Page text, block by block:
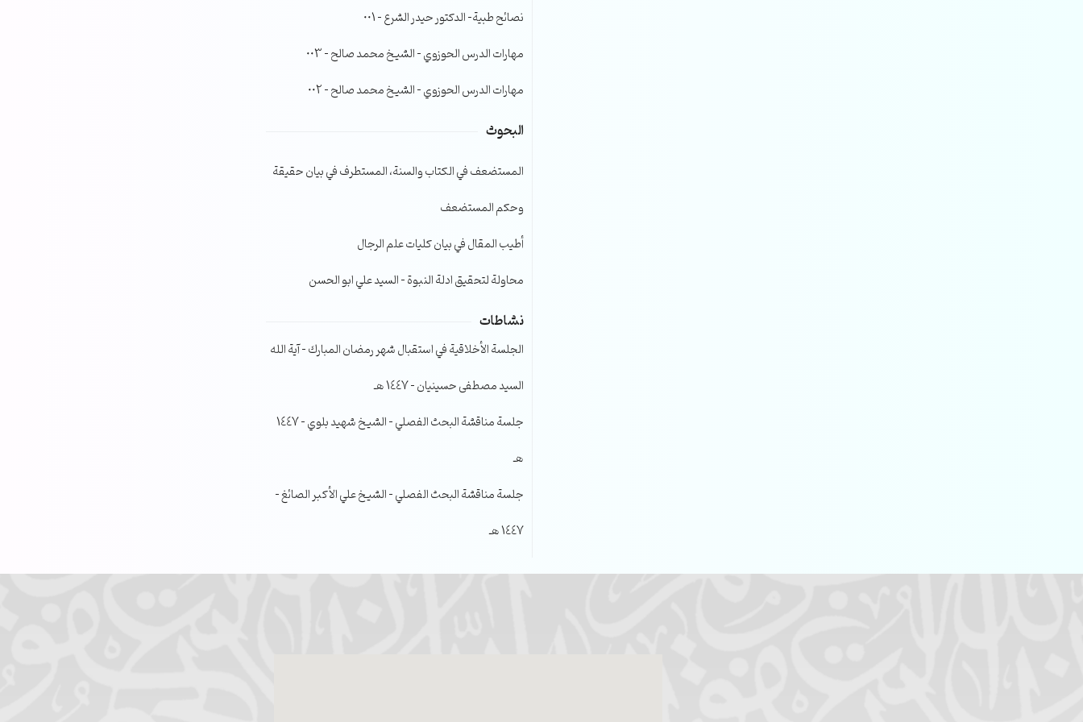
الصوت.نصائح طبية- الدكتور حيدر الشرع – 001
مهارات الدرس الحوزوي – الشيخ محمد صالح – 003
مهارات الدرس الحوزوي – الشيخ محمد صالح – 002
البحوث
المستضعف في الكتاب والسنة، المستطرف في بيان حقيقة
وحكم المستضعف
أطيب المقال في بيان كليات علم الرجال
محاولة لتحقيق ادلة النبوة – السيد علي ابو الحسن
نشاطات
الجلسة الأخلاقية في استقبال شهر رمضان المبارك – آية الله
السيد مصطفى حسينيان – 1447 هـ
جلسة مناقشة البحث الفصلي – الشيخ شهيد بلوي – 1447
هـ
جلسة مناقشة البحث الفصلي – الشيخ علي الأكبر الصائغ –
1447 هـ